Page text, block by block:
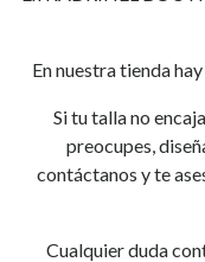
En nuestra tienda
Si tu talla no
preocupes,
contáctanos y te
Cualquier duda